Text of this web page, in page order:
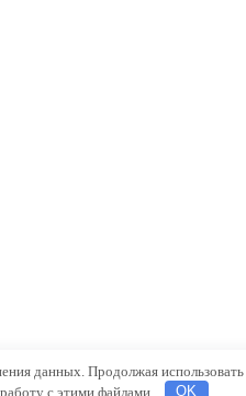
данных. Продолжая
с этими файлами.
OK